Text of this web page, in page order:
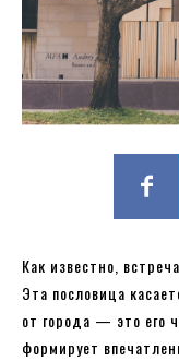
Как известно,
Эта пословица
от города — это его
формирует